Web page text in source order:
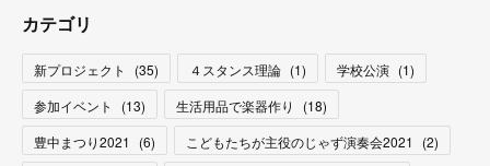
カテゴリ
新プロジェクト (35) ４スタンス理論 (1) 学校公演 (1)
参加イベント
(13) 生活用品で楽器作り (18)
豊中まつり2021
(6) こどもたちが主役のじゃず演奏会2021 (2)